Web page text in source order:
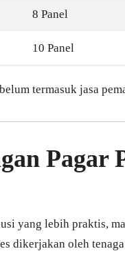
8 Panel
10 Panel
termasuk jasa
Pagar
yang lebih praktis,
dikerjakan oleh